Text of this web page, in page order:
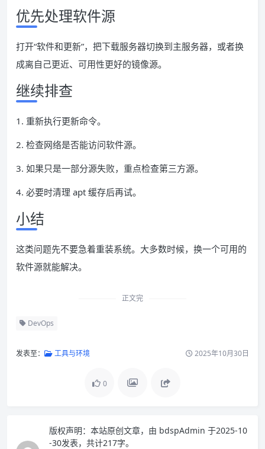
优先处理软件源
打开“软件和更新”，把下载服务器切换到主服务器，或者换
成离自己更近、可用性更好的镜像源。
继续排查
1. 重新执行更新命令。
2. 检查网络是否能访问软件源。
3. 如果只是一部分源失败，重点检查第三方源。
4. 必要时清理 apt 缓存后再试。
小结
这类问题先不要急着重装系统。大多数时候，换一个可用的
软件源就能解决。
正文完
DevOps
发表至： 工具与环境 2025年10月30日
0
版权声明： 本站原创文章，由 bdspAdmin 于2025-10
-30发表，共计217字。